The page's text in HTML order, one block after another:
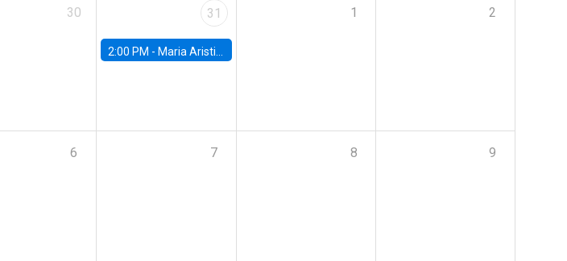
30 31
2:00 PM - Maria Aristizabal-Ramirez, FED Board
1 2
6 7 8 9